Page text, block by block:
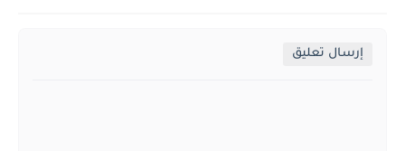
إرسال تعليق